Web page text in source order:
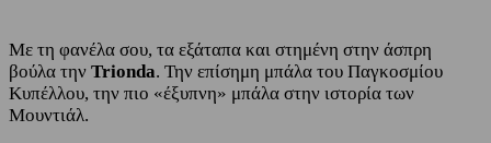
Με τη φανέλα σου, τα εξάταπα και στημένη στην άσπρη
βούλα την Trionda. Την επίσημη μπάλα του Παγκοσμίου
Κυπέλλου, την πιο «έξυπνη» μπάλα στην ιστορία των
Μουντιάλ.